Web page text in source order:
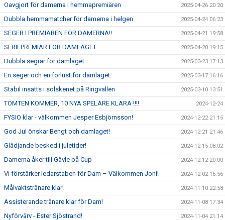
Oavgjort för damerna i hemmapremiären 2025-04-26 20:20
Dubbla hemmamatcher för damerna i helgen 2025-04-24 06:23
SEGER I PREMIÄREN FÖR DAMERNA!! 2025-04-21 19:58
SERIEPREMIÄR FÖR DAMLAGET 2025-04-20 19:15
Dubbla segrar för damlaget. 2025-03-23 17:13
En seger och en förlust för damlaget. 2025-03-17 16:16
Stabil insatts i solskenet på Ringvallen 2025-03-10 13:51
TOMTEN KOMMER, 10 NYA SPELARE KLARA !!!! 2024-12-24
FYSIO klar - välkommen Jesper Esbjörnsson! 2024-12-22 21:15
God Jul önskar Bengt och damlaget! 2024-12-21 21:46
Glädjande besked i juletider! 2024-12-15 08:02
Damerna åker till Gävle på Cup 2024-12-12 20:00
Vi förstärker ledarstaben för Dam – Välkommen Joni! 2024-12-02 16:56
Målvaktstränare klar! 2024-11-10 22:58
Assisterande tränare klar för Dam! 2024-11-08 17:34
Nyförvärv - Ester Sjöstrand! 2024-11-04 21:14